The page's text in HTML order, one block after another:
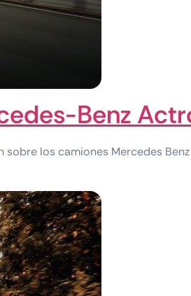
Benz
los camiones Mercedes